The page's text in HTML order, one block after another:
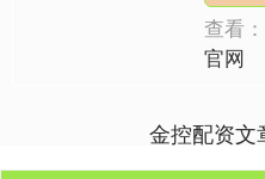
查看：
官网
金控配资文